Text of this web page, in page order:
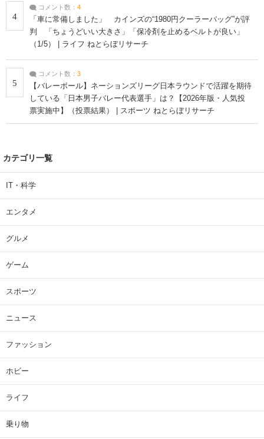
4
コメント数： 4
「車に常備しました」 カインズの“1980円クーラーバッグ”が評
判 「ちょうどいい大きさ」「保冷剤を止めるベルトが良い」
（1/5） | ライフ ねとらぼリサーチ
5
コメント数： 3
【バレーボール】ネーションズリーグ日本ラウンドで活躍を期待
している「日本男子バレー代表選手」は？【2026年版・人気投
票実施中】（投票結果） | スポーツ ねとらぼリサーチ
カテゴリ一覧
IT・科学
エンタメ
グルメ
ゲーム
スポーツ
ニュース
ファッション
ホビー
ライフ
乗り物